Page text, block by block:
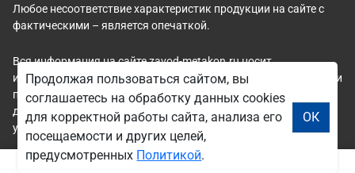
Любое несоответствие характеристик продукции на сайте с
фактическими – является опечаткой.
Вся информация на сайте zavod-metakon.ru носит
исключительно ознакомительный и справочный характер и ни
при каких условиях не является публичной офертой. Всю
дополнительную информацию можно узнать по телефонам
указанным на сайте.
Продолжая пользоваться сайтом, вы
соглашаетесь на обработку данных cookies
для корректной работы сайта, анализа его
посещаемости и других целей,
предусмотренных Политикой.
ОК